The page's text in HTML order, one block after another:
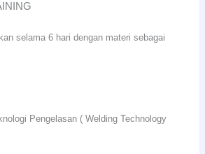
selama 6 hari dengan materi sebagai
Pengelasan ( Welding Technology